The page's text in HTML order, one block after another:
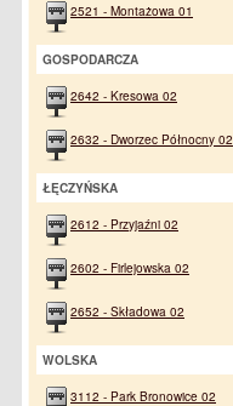
2521 - Montażowa 01
GOSPODARCZA
2642 - Kresowa 02
2632 - Dworzec Północny 02
ŁĘCZYŃSKA
2612 - Przyjaźni 02
2602 - Firlejowska 02
2652 - Składowa 02
WOLSKA
3112 - Park Bronowice 02